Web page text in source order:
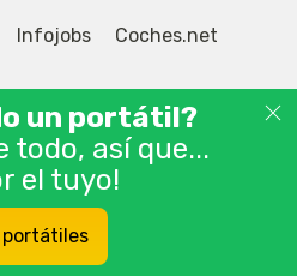
Infojobs
Coches.net
Tablón de anuncios
un portátil?
todo, así que...
el tuyo!
portátiles